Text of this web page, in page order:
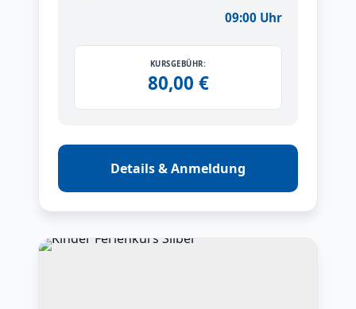
09:00 Uhr
KURSGEBÜHR:
80,00 €
Details & Anmeldung